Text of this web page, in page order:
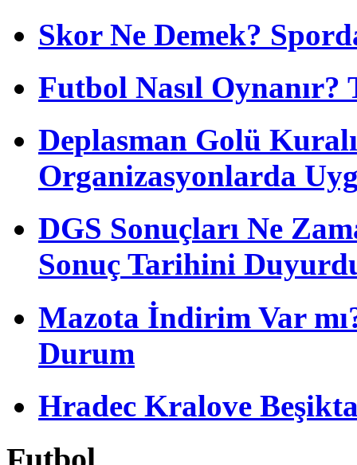
Skor Ne Demek?
Futbol Nasıl
Deplasman Golü
Organizasyonlarda
DGS Sonuçları Ne
Sonuç Tarihini
Mazota İndirim Var
Durum
Hradec Kralove